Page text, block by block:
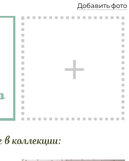
Добавить фото
в коллекции: